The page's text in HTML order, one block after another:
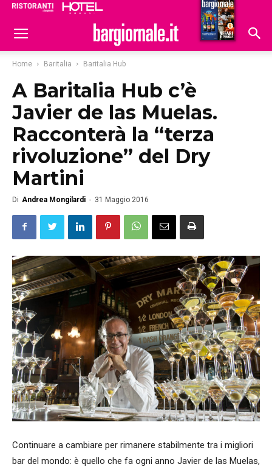
Hoteldomani
Home Baritalia Baritalia Hub
A Baritalia Hub c’è
Javier de las Muelas.
Racconterà la “terza
rivoluzione” del Dry
Martini
Di Andrea Mongilardi - 31 Maggio 2016
Continuare a cambiare per rimanere stabilmente tra i migliori
bar del mondo: è quello che fa ogni anno Javier de las Muelas,